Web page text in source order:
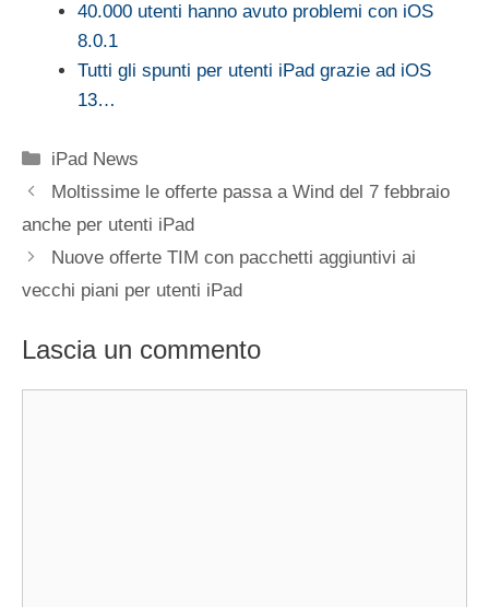
40.000 utenti hanno avuto problemi con iOS
8.0.1
Tutti gli spunti per utenti iPad grazie ad iOS
13…
Categorie
iPad News
Moltissime le offerte passa a Wind del 7 febbraio
anche per utenti iPad
Nuove offerte TIM con pacchetti aggiuntivi ai
vecchi piani per utenti iPad
Lascia un commento